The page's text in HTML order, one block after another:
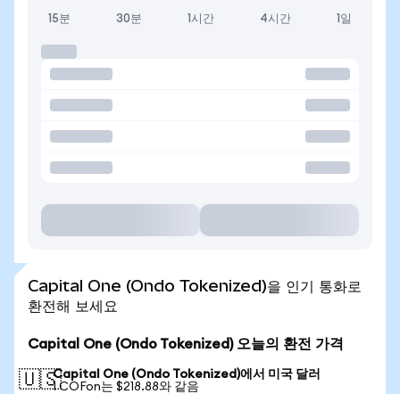
15분 30분 1시간 4시간 1일
Capital One (Ondo Tokenized)을 인기 통화로
환전해 보세요
Capital One (Ondo Tokenized) 오늘의 환전 가격
🇺🇸Capital One (Ondo Tokenized)에서 미국 달러
1 COFon는 $218.88와 같음